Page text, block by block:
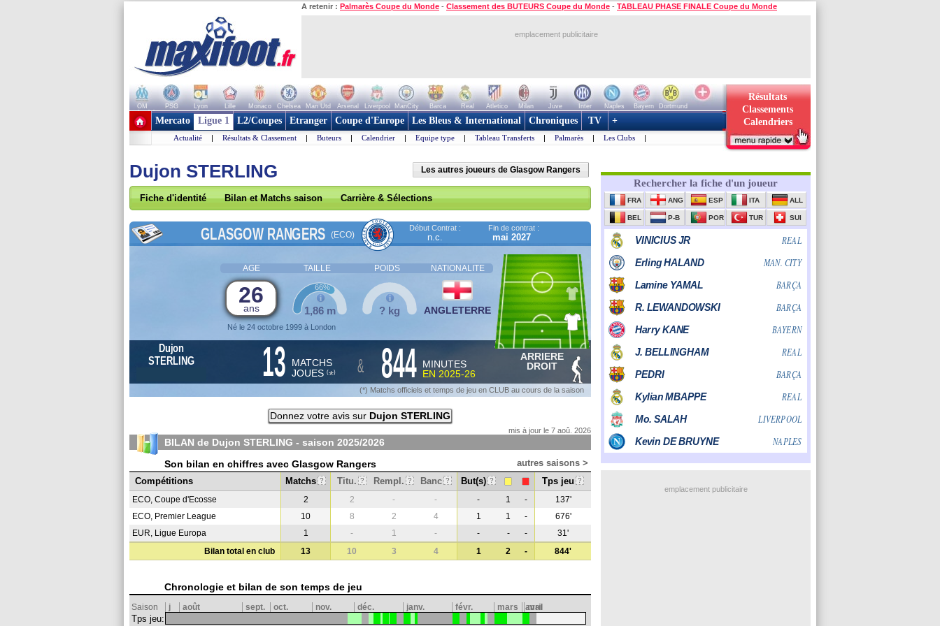
A retenir : Palmarès Coupe du Monde - Classement des BUTEURS Coupe du Monde - TABLEAU PHASE FINALE Coupe du Monde
emplacement publicitaire
OM PSG Lyon Lille Monaco Chelsea Man Utd Arsenal Liverpool ManCity Barca Real Atletico Milan Juve Inter Naples Bayern
Dortmund
+ de clubs
Résultats
Classements
Calendriers
Mercato Ligue 1 L2/Coupes Etranger Coupe d'Europe Les Bleus & International Chroniques TV +
Actualité | Résultats & Classement | Buteurs | Calendrier | Equipe type | Tableau Transferts | Palmarès | Les Clubs |
Dujon STERLING Les autres joueurs de Glasgow Rangers
Fiche d'identité Bilan et Matchs saison Carrière & Sélections
GLASGOW RANGERS (ECO)
Début Contrat :
n.c.
Fin de contrat :
mai 2027
AGE TAILLE POIDS NATIONALITE
26
ans
Né le 24 octobre 1999 à London
1,86 m
66%
? kg ANGLETERRE
Dujon
STERLING
13 MATCHS
JOUES (*) & 844 MINUTES
EN 2025-26
ARRIERE
DROIT
(*) Matchs officiels et temps de jeu en CLUB au cours de la saison
Donnez votre avis sur Dujon STERLING
mis à jour le 7 aoû. 2026
BILAN de Dujon STERLING - saison 2025/2026
Son bilan en chiffres avec Glasgow Rangers
autres saisons >
Compétitions
Matchs ? Titu. ? Rempl. ? Banc ? But(s) ? Tps jeu ?
ECO, Coupe d'Ecosse 2 2 - - - 1 -
137'
ECO, Premier League
10 8 2 4 1 1 -
676'
EUR, Ligue Europa
1 - 1 - - - -
31'
Bilan total en club
13 10 3 4 1 2 - 844'
Chronologie et bilan de son temps de jeu
Saison j août sept. oct. nov. déc. janv. févr. mars avril
mai
Tps jeu:
emplacement publicitaire